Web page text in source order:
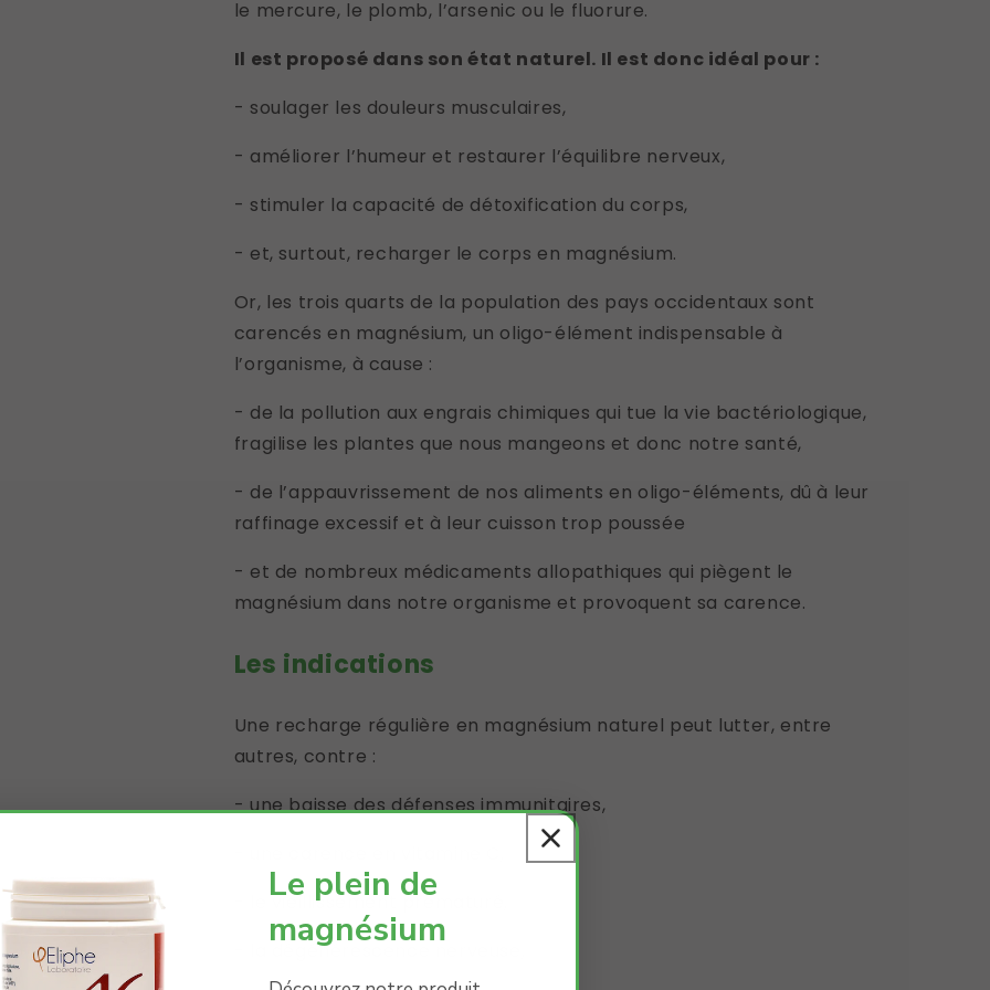
le mercure, le plomb, l’arsenic ou le fluorure.
Il est proposé dans son état naturel. Il est donc idéal pour :
- soulager les douleurs musculaires,
- améliorer l’humeur et restaurer l’équilibre nerveux,
- stimuler la capacité de détoxification du corps,
- et, surtout, recharger le corps en magnésium.
Or, les trois quarts de la population des pays occidentaux sont
carencés en magnésium, un oligo-élément indispensable à
l’organisme, à cause :
- de la pollution aux engrais chimiques qui tue la vie bactériologique,
fragilise les plantes que nous mangeons et donc notre santé,
- de l’appauvrissement de nos aliments en oligo-éléments, dû à leur
raffinage excessif et à leur cuisson trop poussée
- et de nombreux médicaments allopathiques qui piègent le
magnésium dans notre organisme et provoquent sa carence.
Les indications
Une recharge régulière en magnésium naturel peut lutter, entre
autres, contre :
- une baisse des défenses immunitaires,
- le vieillissement prématuré,
- la dégénérescence nerveuse,
Le plein de
magnésium